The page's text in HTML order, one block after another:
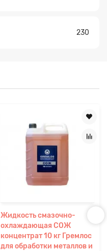
230
Жидкость смазочно-
охлаждающая СОЖ
концентрат 10 кг Гремлос
для обработки металлов и